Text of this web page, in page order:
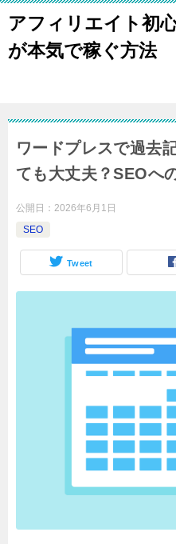
アフィリエイト初
が本気で稼ぐ方法
ワードプレスで過去
ても大丈夫？SEOへ
公開日： 2026年6月1日
SEO
Tweet